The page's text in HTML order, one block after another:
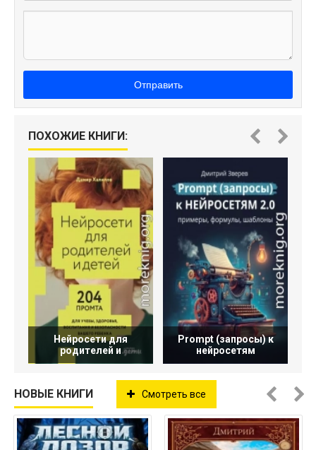
Отправить
ПОХОЖИЕ КНИГИ:
Нейросети для
родителей и
Prompt (запросы) к
нейросетям
НОВЫЕ КНИГИ Смотреть все